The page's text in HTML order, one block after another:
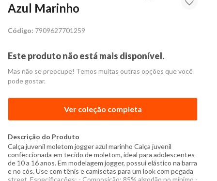
Azul Marinho
Código: 7909627701259
Este produto não está mais disponível.
Mas não se preocupe! Temos muitas outras opções que você
pode gostar.
Ver coleção completa
Descrição do Produto
Calça juvenil moletom jogger azul marinho Calça juvenil
confeccionada em tecido de moletom, ideal para adolescentes
de 10 a 16 anos. Em modelagem jogger, possui elástico na barra
e no cós. Use com tênis e camisetas para um look com pegada
street. Especificações: - Composição: 85% algodão no mínimo -